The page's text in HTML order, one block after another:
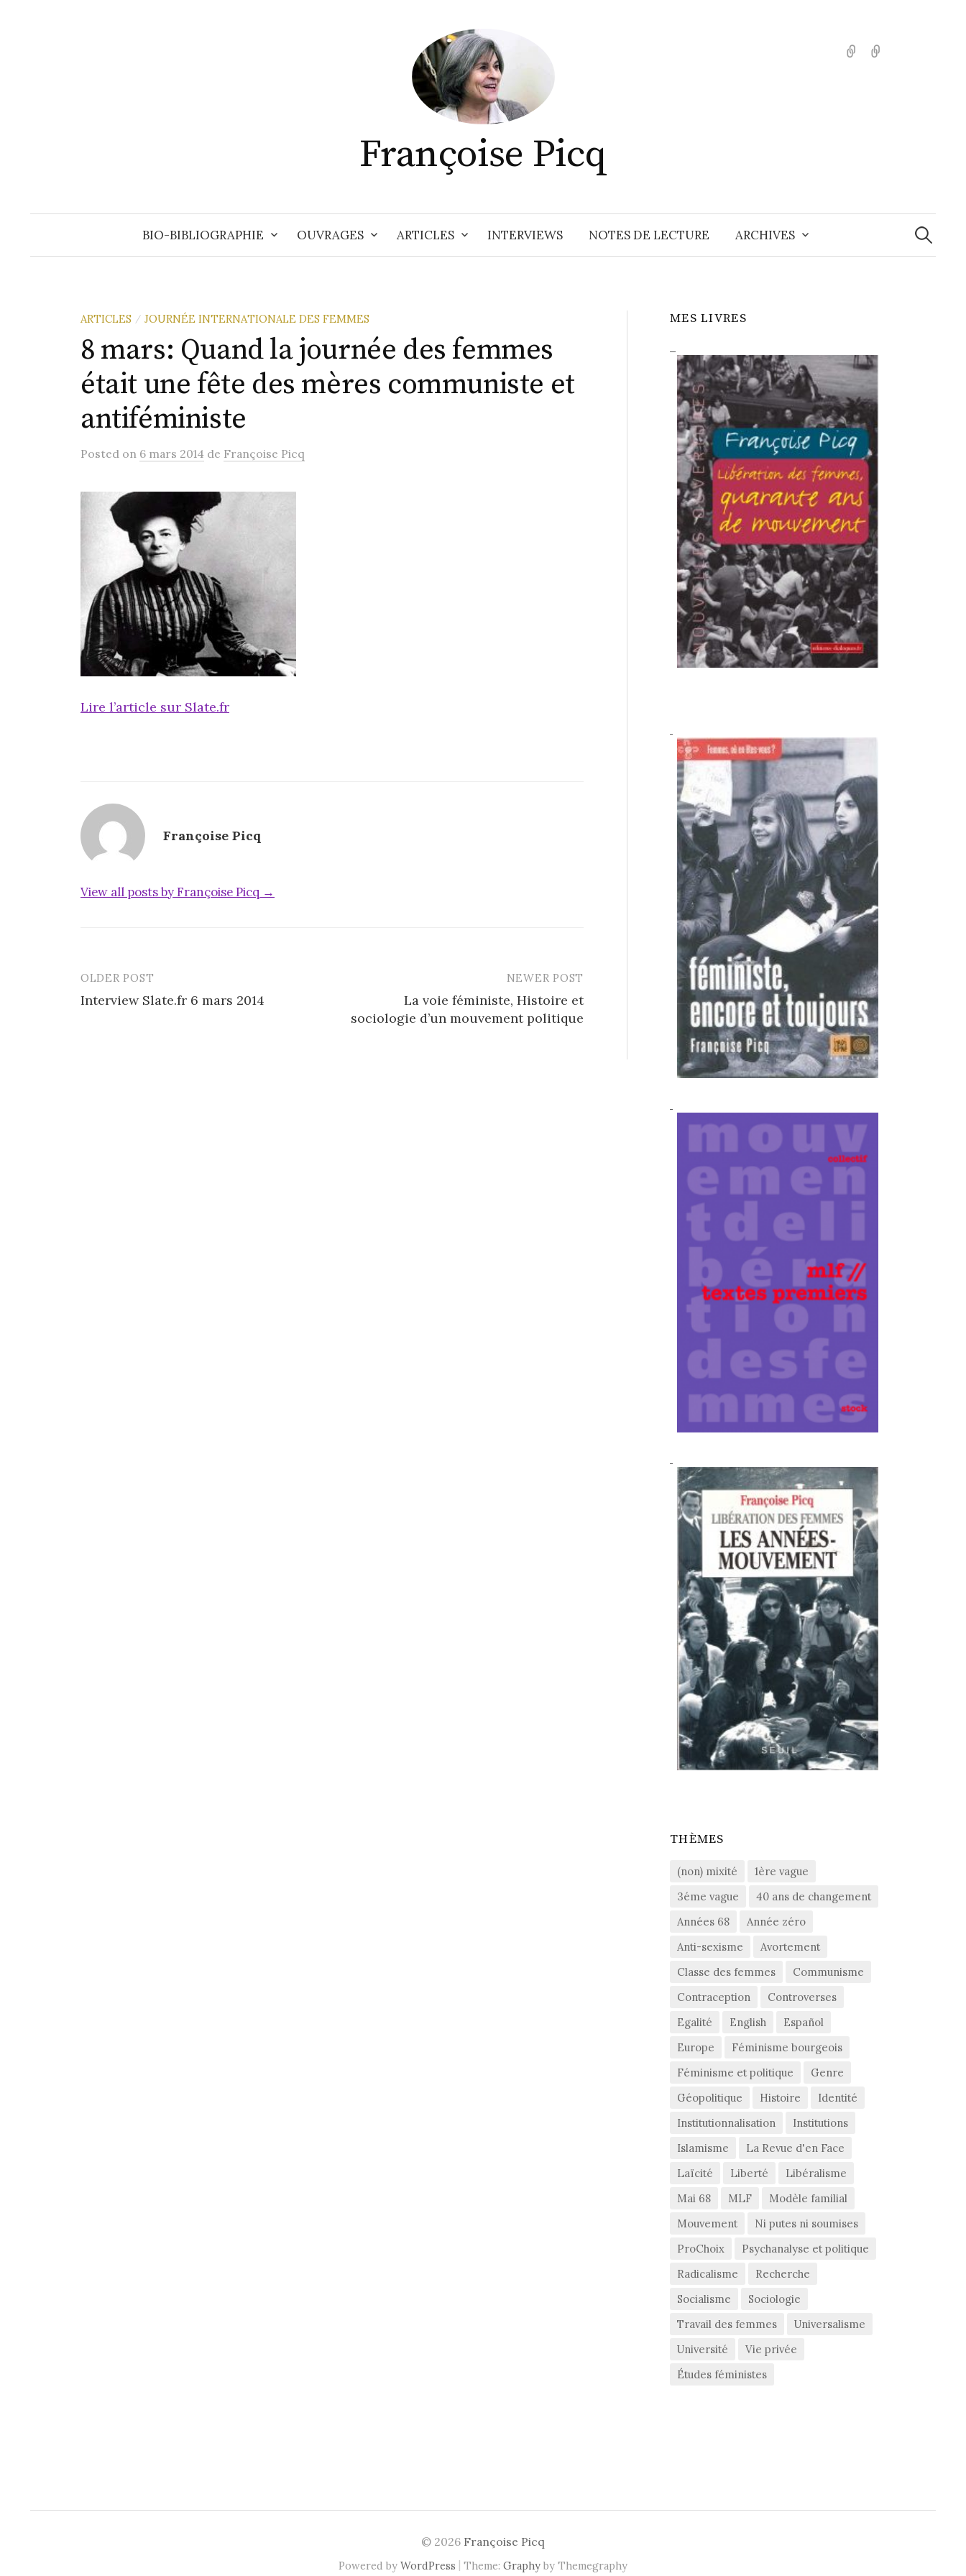
Françoise Picq
English
BIO-BIBLIOGRAPHIE OUVRAGES ARTICLES INTERVIEWS NOTES DE LECTURE ARCHIVES
ARTICLES / JOURNÉE INTERNATIONALE DES FEMMES
8 mars: Quand la journée des femmes
était une fête des mères communiste et
antiféministe
Posted on 6 mars 2014 de Françoise Picq
Lire l’article sur Slate.fr
Françoise Picq
View all posts by Françoise Picq →
Post
navigation
OLDER POST
Interview Slate.fr 6 mars 2014
NEWER POST
La voie féministe, Histoire et
sociologie d’un mouvement politique
MES LIVRES
THÈMES
(non) mixité
1ère vague
3éme vague
40 ans de changement
Années 68
Année zéro
Anti-sexisme
Avortement
Classe des femmes
Communisme
Contraception
Controverses
Egalité
English
Español
Europe
Féminisme bourgeois
Féminisme et politique
Genre
Géopolitique
Histoire
Identité
Institutionnalisation
Institutions
Islamisme
La Revue d'en Face
Laïcité
Liberté
Libéralisme
Mai 68
MLF
Modèle familial
Mouvement
Ni putes ni soumises
ProChoix
Psychanalyse et politique
Radicalisme
Recherche
Socialisme
Sociologie
Travail des femmes
Universalisme
Université
Vie privée
Études féministes
© 2026 Françoise Picq
Powered by WordPress | Theme: Graphy by Themegraphy